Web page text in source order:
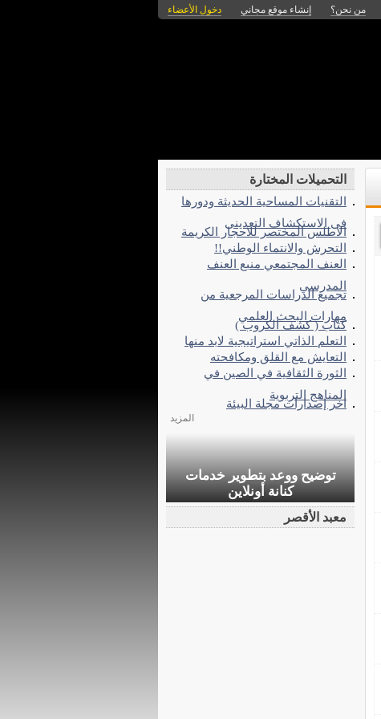
من نحن؟ إنشاء موقع مجاني دخول الأعضاء
التحميلات المختارة
التقنيات المساحية الحديثة ودورها
فى الاستكشاف التعدينى
الاطلس المختصر للاحجار الكريمة
التحرش والانتماء الوطني!!
العنف المجتمعي منبع العنف
المدرسي
تجميع الدراسات المرجعية من
مهارات البحث العلمي
كتاب ( كشف الكروب )
التعلم الذاتي استراتيجية لابد منها
التعايش مع القلق ومكافحته
الثورة الثقافية في الصين في
المناهج التربوية
اخر إصدارات مجلة البيئة
المزيد
توضيح ووعد بتطوير خدمات
كنانة أونلاين
معبد الأقصر